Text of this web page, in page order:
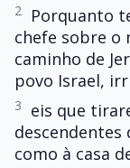
2
Porquanto
chefe sobre o
caminho de
povo Israel,
3
eis que
descendentes
como à casa